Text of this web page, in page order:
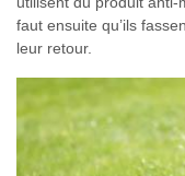
faut ensuite qu’ils
leur retour.